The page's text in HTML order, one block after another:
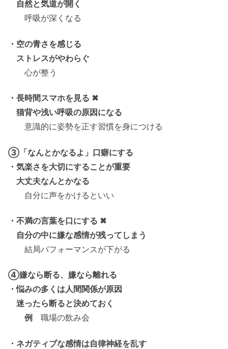
自然と気道が開く
呼吸が深くなる
・空の青さを感じる
ストレスがやわらぐ
心が整う
・長時間スマホを見る ✖
猫背や浅い呼吸の原因になる
意識的に姿勢を正す習慣を身につける
③「なんとかなるよ」口癖にする
・気楽さを大切にすることが重要
大丈夫なんとかなる
自分に声をかけるといい
・不満の言葉を口にする ✖
自分の中に嫌な感情が残ってしまう
結局パフォーマンスが下がる
④嫌なら断る、嫌なら離れる
・悩みの多くは人間関係が原因
迷ったら断ると決めておく
例
職場の飲み会
・ネガティブな感情は自律神経を乱す